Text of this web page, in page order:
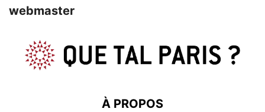
webmaster
À PROPOS